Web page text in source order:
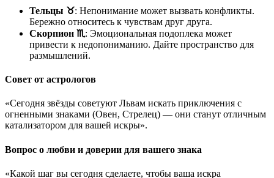
Тельцы ♉: Непонимание может вызвать конфликты.
Бережно относитесь к чувствам друг друга.
Скорпион ♏: Эмоциональная подоплека может
привести к недопониманию. Дайте пространство для
размышлений.
Совет от астрологов
«Сегодня звёзды советуют Львам искать приключения с
огненными знаками (Овен, Стрелец) — они станут отличным
катализатором для вашей искры».
Вопрос о любви и доверии для вашего знака
«Какой шаг вы сегодня сделаете, чтобы ваша искра